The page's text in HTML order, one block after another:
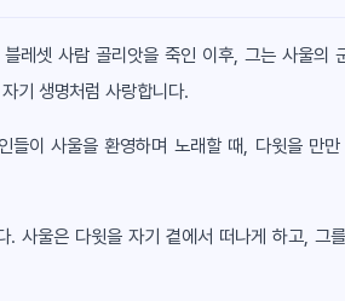
레셋 사람 골리앗을 죽인 이후, 그는 사울의
기 생명처럼 사랑합니다.
이 사울을 환영하며 노래할 때, 다윗을 만
사울은 다윗을 자기 곁에서 떠나게 하고, 그